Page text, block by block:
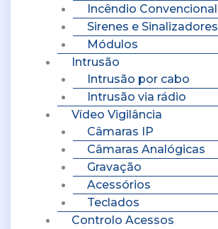
Incêndio Convencional
Sirenes e Sinalizadores
Módulos
Intrusão
Intrusão por cabo
Intrusão via rádio
Vídeo Vigilância
Câmaras IP
Câmaras Analógicas
Gravação
Acessórios
Teclados
Controlo Acessos